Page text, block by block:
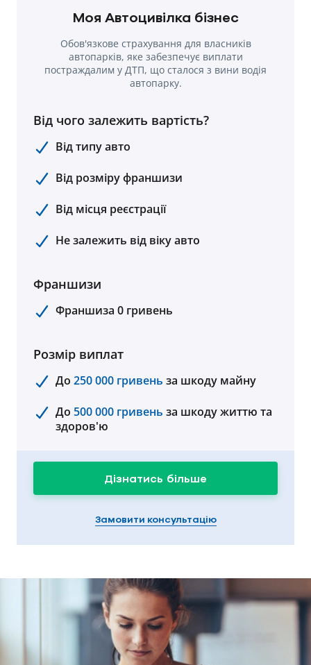
Моя Автоцивілка бізнес
Обов'язкове страхування для власників
автопарків, яке забезпечує виплати
постраждалим у ДТП, що сталося з вини водія
автопарку.
Від чого залежить вартість?
Від типу авто
Від розміру франшизи
Від місця реєстрації
Не залежить від віку авто
Франшизи
Франшиза 0 гривень
Розмір виплат
До 250 000 гривень за шкоду майну
До 500 000 гривень за шкоду життю та
здоров'ю
Замовити консультацію
Дізнатись більше